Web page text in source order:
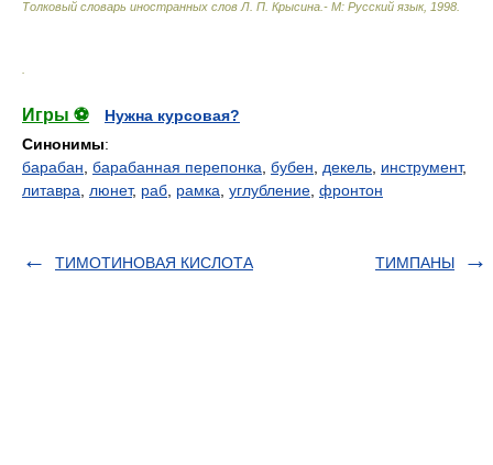
Толковый словарь иностранных слов Л. П. Крысина.- М: Русский язык, 1998
Игры ⚽
Нужна курсовая?
Синонимы:
барабан барабанная перепонка бубен декель инструмент,
литавра
люнет, раб рамка углубление фронтон
ТИМОТИНОВАЯ КИСЛОТА ТИМПАНЫ